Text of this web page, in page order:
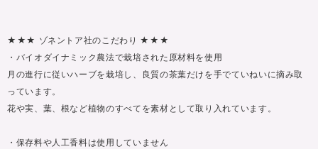
★★★ ゾネントア社のこだわり ★★★
・バイオダイナミック農法で栽培された原材料を使用
月の進行に従いハーブを栽培し、良質の茶葉だけを手でていねいに摘み取
っています。
花や実、葉、根など植物のすべてを素材として取り入れています。
・保存料や人工香料は使用していません